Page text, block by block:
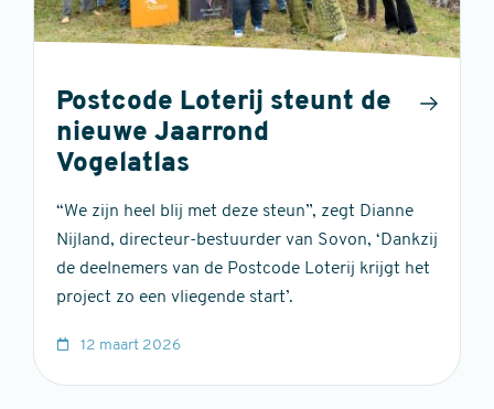
Postcode Loterij steunt de
nieuwe Jaarrond
Vogelatlas
“We zijn heel blij met deze steun”, zegt Dianne
Nijland, directeur-bestuurder van Sovon, ‘Dankzij
de deelnemers van de Postcode Loterij krijgt het
project zo een vliegende start’.
12 maart 2026